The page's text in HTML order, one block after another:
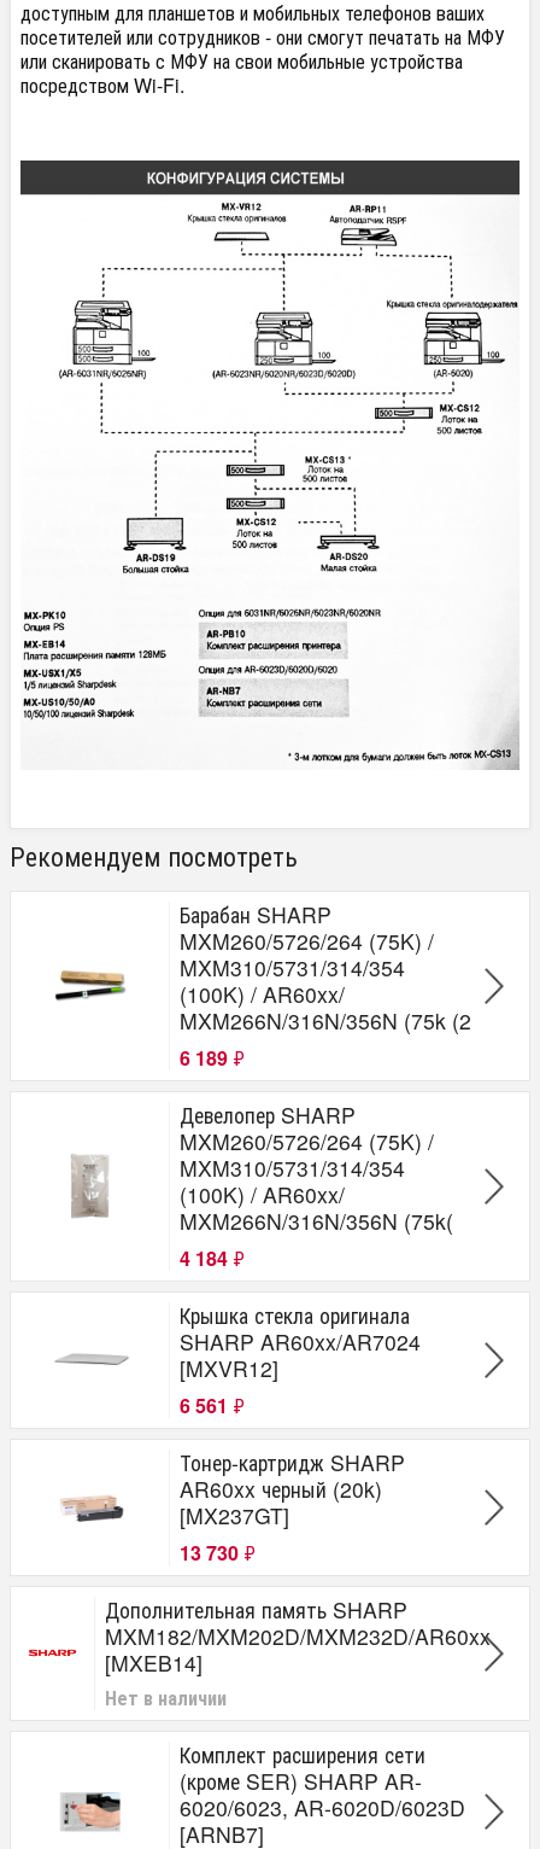
доступным для планшетов и мобильных телефонов ваших
посетителей или сотрудников - они смогут печатать на МФУ
или сканировать с МФУ на свои мобильные устройства
посредством Wi-Fi.
Рекомендуем посмотреть
Барабан SHARP
MXM260/5726/264 (75K) /
MXM310/5731/314/354
(100K) / AR60xx/
MXM266N/316N/356N (75k (2
6 189 ₽
Девелопер SHARP
MXM260/5726/264 (75K) /
MXM310/5731/314/354
(100K) / AR60xx/
MXM266N/316N/356N (75k(
4 184 ₽
Крышка стекла оригинала
SHARP AR60xx/AR7024
[MXVR12]
6 561 ₽
Тонер-картридж SHARP
AR60xx черный (20k)
[MX237GT]
13 730 ₽
Дополнительная память SHARP
MXM182/MXM202D/MXM232D/AR60xx
[MXEB14]
Нет в наличии
Комплект расширения сети
(кроме SER) SHARP AR-
6020/6023, AR-6020D/6023D
[ARNB7]